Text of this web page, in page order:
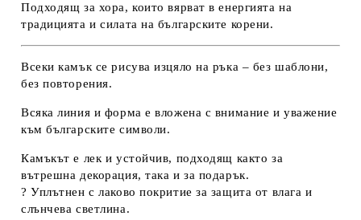
Подходящ за хора, които вярват венергията на
традицията и силата на българските корени.
Всеки камък се рисуваизцяло на ръка – без шаблони,
без повторения.
Всяка линия и форма е вложена с внимание и уважение
към българските символи.
Камъкът е лек и устойчив, подходящ както за
вътрешна декорация, така и за подарък.
?Уплътнен с лаково покритие за защита от влага и
слънчева светлина.